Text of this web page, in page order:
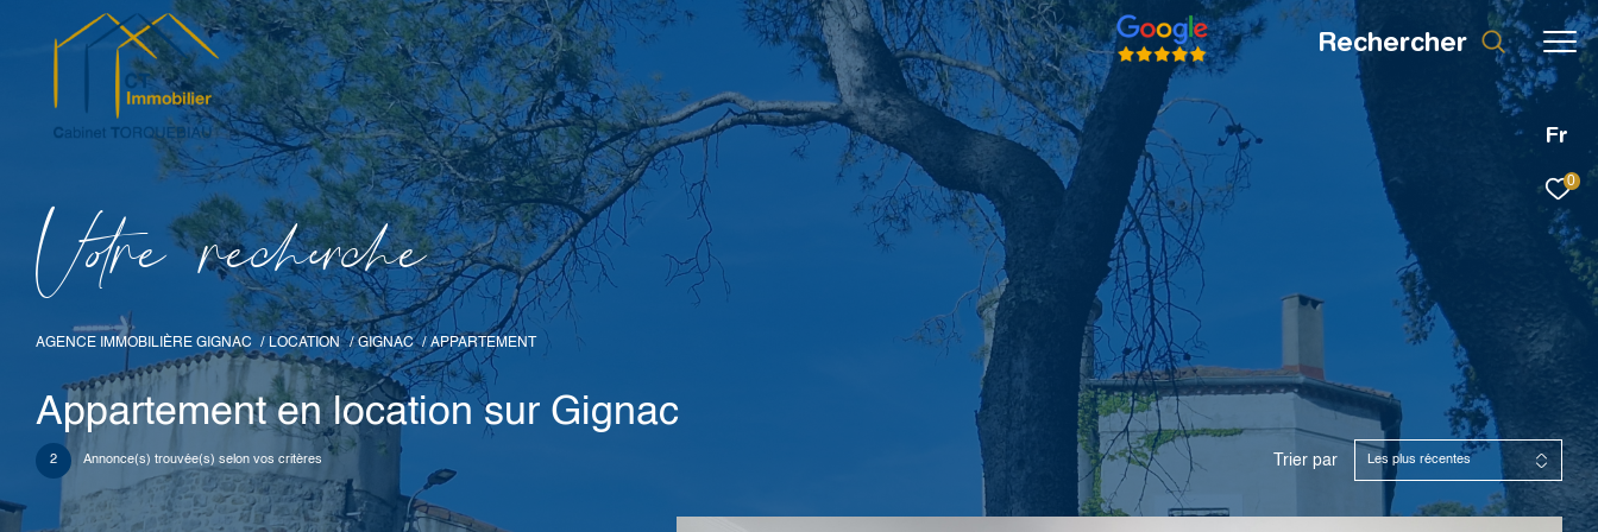
Fr
0
rechercher
Vore recece
AGENCE IMMOBILIÈRE GIGNAC LOCATION GIGNAC APPARTEMENT
Appartement en location sur Gignac
2 Annonce(s) trouvée(s) selon vos critères Trier par Les plus récentes